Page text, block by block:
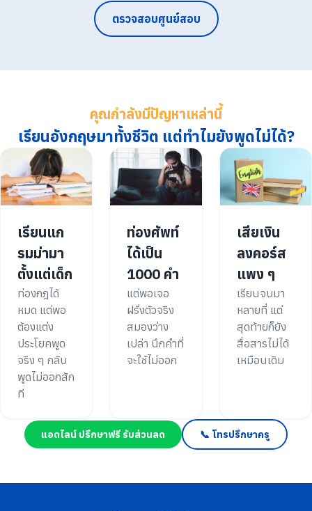
ตรวจสอบศูนย์สอบ
คุณกำลังมีปัญหาเหล่านี้
เรียนอังกฤษมาทั้งชีวิต แต่ทำไมยังพูดไม่ได้?
เรียนแก
รมม่ามา
ตั้งแต่เด็ก
ท่องกฎได้
หมด แต่พอ
ต้องแต่ง
ประโยคพูด
จริง ๆ กลับ
พูดไม่ออกสัก
ที
ท่องศัพท์
ได้เป็น
1000 คำ
แต่พอเจอ
ฝรั่งตัวจริง
สมองว่าง
เปล่า นึกคำที่
จะใช้ไม่ออก
เสียเงิน
ลงคอร์ส
แพง ๆ
เรียนจบมา
หลายที่ แต่
สุดท้ายก็ยัง
สื่อสารไม่ได้
เหมือนเดิม
แอดไลน์ ปรึกษาฟรี รับส่วนลด 📞 โทรปรึกษาครู